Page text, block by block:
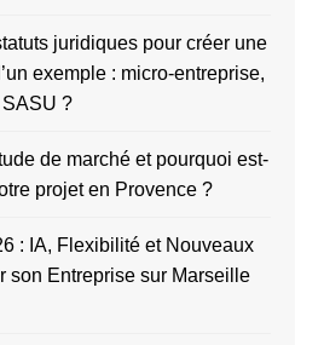
juridiques pour créer une
exemple : micro-entreprise,
?
de marché et pourquoi est-
projet en Provence ?
: IA, Flexibilité et Nouveaux
son Entreprise sur Marseille